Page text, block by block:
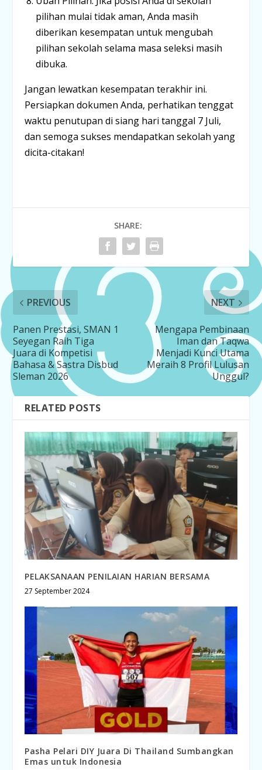
pilihan mulai tidak aman, Anda masih
diberikan kesempatan untuk mengubah
pilihan sekolah selama masa seleksi masih
dibuka.
Jangan lewatkan kesempatan terakhir ini.
Persiapkan dokumen Anda, perhatikan tenggat
waktu penutupan di siang hari tanggal 7 Juli,
dan semoga sukses mendapatkan sekolah yang
dicita-citakan!
SHARE:
PREVIOUS
Panen Prestasi, SMAN 1
Seyegan Raih Tiga
Juara di Kompetisi
Bahasa & Sastra Disbud
Sleman 2026
NEXT
Mengapa Pembinaan
Iman dan Taqwa
Menjadi Kunci Utama
Meraih 8 Profil Lulusan
Unggul?
RELATED POSTS
PELAKSANAAN PENILAIAN HARIAN BERSAMA
27 September 2024
Pasha Pelari DIY Juara Di Thailand Sumbangkan
Emas untuk Indonesia